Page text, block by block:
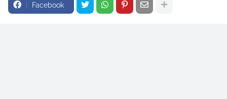
Facebook